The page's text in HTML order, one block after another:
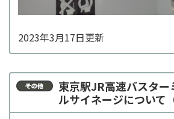
2023年3月17日更新
東京駅JR高速バスター
ルサイネージについて